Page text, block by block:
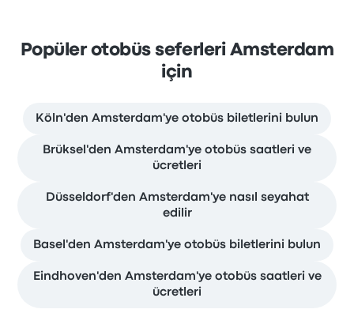
Popüler otobüs seferleri Amsterdam
için
Köln'den Amsterdam'ye otobüs biletlerini bulun
Brüksel'den Amsterdam'ye otobüs saatleri ve
ücretleri
Düsseldorf'den Amsterdam'ye nasıl seyahat
edilir
Basel'den Amsterdam'ye otobüs biletlerini bulun
Eindhoven'den Amsterdam'ye otobüs saatleri ve
ücretleri